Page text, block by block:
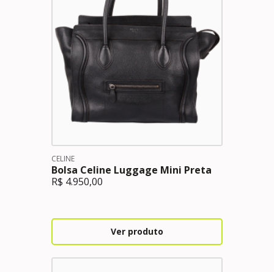
CELINE
Bolsa Celine Luggage Mini Preta
R$ 4.950,00
Ver produto